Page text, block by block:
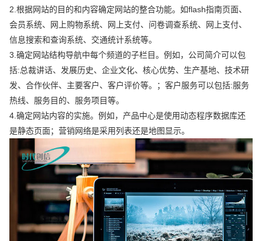
2.根据网站的目的和内容确定网站的整合功能。如flash指南页面、
会员系统、网上购物系统、网上支付、问卷调查系统、网上支付、
信息搜索和查询系统、交通统计系统等。
3.确定网站结构导航中每个频道的子栏目。例如，公司简介可以包
括:总裁讲话、发展历史、企业文化、核心优势、生产基地、技术研
发、合作伙伴、主要客户、客户评价等。；客户服务可以包括:服务
热线、服务目的、服务项目等。
4.确定网站内容的实施。例如，产品中心是使用动态程序数据库还
是静态页面；营销网络是采用列表还是地图显示。